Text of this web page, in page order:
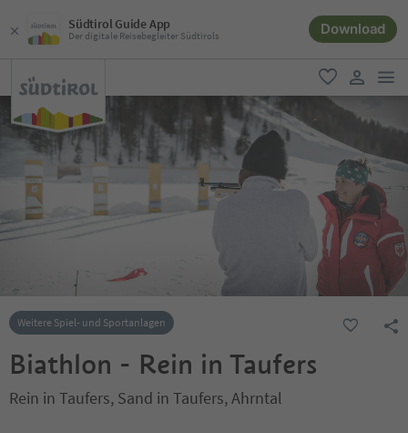
Südtirol Guide App
Der digitale Reisebegleiter Südtirols Download
favorit
user link
Weitere Spiel- und Sportanlagen
Biathlon - Rein in Taufers
Rein in Taufers, Sand in Taufers, Ahrntal